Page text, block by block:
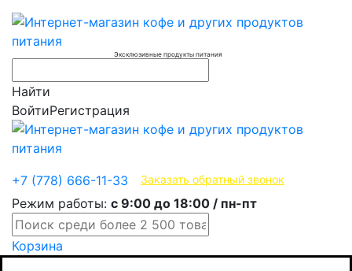
Эксклюзивные продукты питания
Найти
ВойтиРегистрация
+7 (778) 666-11-33 Заказать обратный звонок
Режим работы: с 9:00 до 18:00 / пн-пт
Корзина